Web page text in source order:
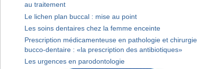
au traitement
Le lichen plan buccal : mise au point
Les soins dentaires chez la femme enceinte
Prescription médicamenteuse en pathologie et chirurgie
bucco-dentaire : «la prescription des antibiotiques»
Les urgences en parodontologie